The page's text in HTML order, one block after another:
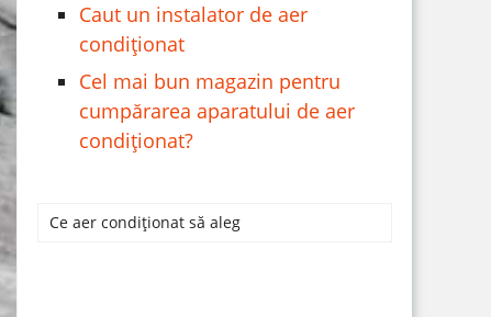
Caut un instalator de aer
condiționat
Cel mai bun magazin pentru
cumpărarea aparatului de aer
condiționat?
Ce aer condiționat să aleg